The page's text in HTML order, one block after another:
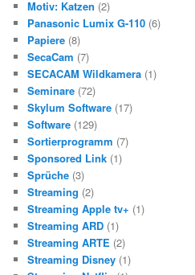
Motiv: Katzen (2)
Panasonic Lumix G-110 (6)
Papiere (8)
SecaCam (7)
SECACAM Wildkamera (1)
Seminare (72)
Skylum Software (17)
Software (129)
Sortierprogramm (7)
Sponsored Link (1)
Sprüche (3)
Streaming (2)
Streaming Apple tv+ (1)
Streaming ARD (1)
Streaming ARTE (2)
Streaming Disney (1)